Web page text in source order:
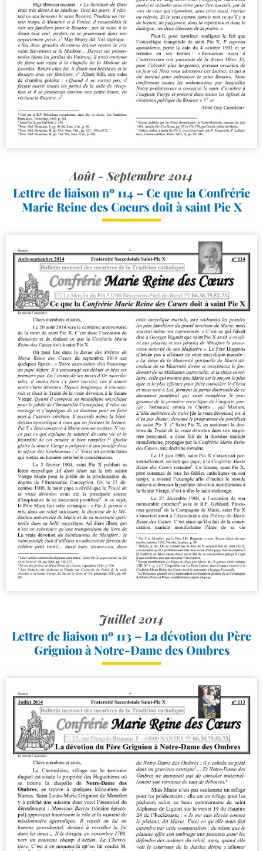
Août - Septembre 2014
Lettre de liaison nº 114 – Ce que la Confrérie
Marie Reine des Coeurs doit à saint Pie X
Juillet 2014
Lettre de liaison nº 113 – La dévotion du Père
Grignion à Notre-​Dame des Ombres